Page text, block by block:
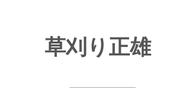
草刈り正雄